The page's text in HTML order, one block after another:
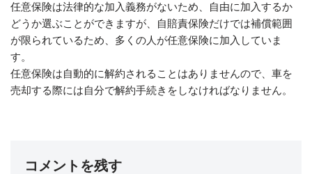
任意保険は法律的な加入義務がないため、自由に加入するか
どうか選ぶことができますが、自賠責保険だけでは補償範囲
が限られているため、多くの人が任意保険に加入していま
す。
任意保険は自動的に解約されることはありませんので、車を
売却する際には自分で解約手続きをしなければなりません。
コメントを残す